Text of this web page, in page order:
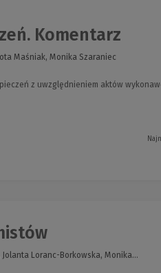
Komentarz
Maśniak, Monika Szaraniec
z uwzględnieniem aktów
Jolanta Loranc-Borkowska, Monika...